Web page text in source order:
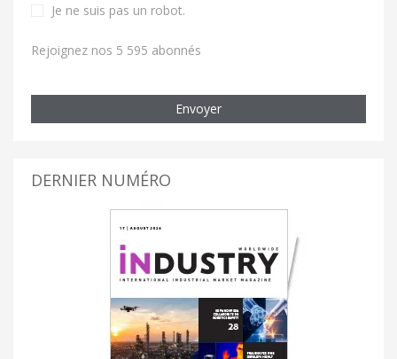
Je ne suis pas un robot.
Rejoignez nos 5 595 abonnés
Envoyer
DERNIER NUMÉRO